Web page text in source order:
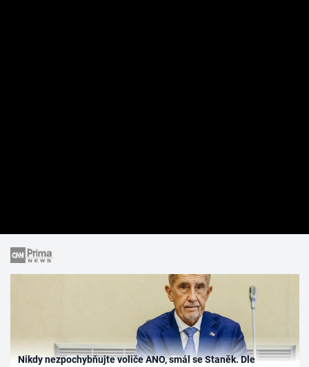
Nikdy nezpochybňujte voliče ANO, smál se Staněk. Dle